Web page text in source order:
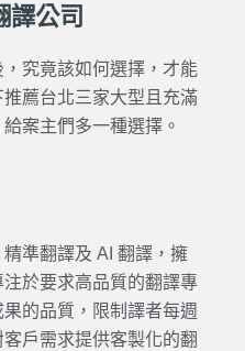
譯公司
究竟該如何選擇，才能
薦台北三家大型且充滿
案主們多一種選擇。
準翻譯及 AI 翻譯，擁
於要求高品質的翻譯專
的品質，限制譯者每週
戶需求提供客製化的翻